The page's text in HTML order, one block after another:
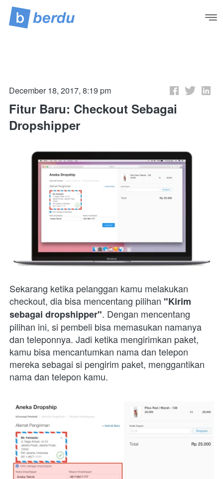
December 18, 2017, 8:19 pm
Fitur Baru: Checkout Sebagai
Dropshipper
Sekarang ketika pelanggan kamu melakukan
checkout, dia bisa mencentang pilihan "Kirim
sebagai dropshipper". Dengan mencentang
pilihan ini, si pembeli bisa memasukan namanya
dan teleponnya. Jadi ketika mengirimkan paket,
kamu bisa mencantumkan nama dan telepon
mereka sebagai si pengirim paket, menggantikan
nama dan telepon kamu.